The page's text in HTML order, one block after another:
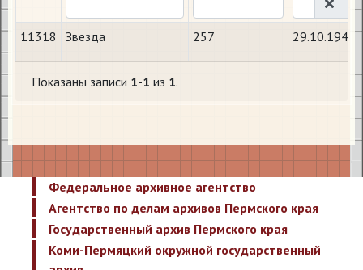
11318 Звезда 257 29.10.1942
Показаны записи 1-1 из 1.
Федеральное архивное агентство
Агентство по делам архивов Пермского края
Государственный архив Пермского края
Коми-Пермяцкий окружной государственный